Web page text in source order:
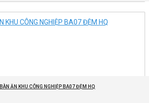
BÀN ĂN KHU CÔNG NGHIỆP BA07 ĐỆM HQ